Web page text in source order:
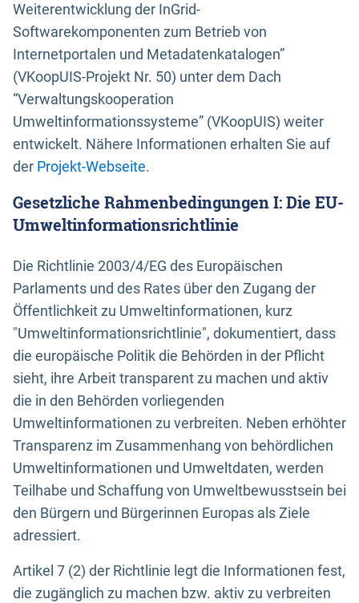
Weiterentwicklung der InGrid-
Softwarekomponenten zum Betrieb von
Internetportalen und Metadatenkatalogen”
(VKoopUIS-Projekt Nr. 50) unter dem Dach
“Verwaltungskooperation
Umweltinformationssysteme” (VKoopUIS) weiter
entwickelt. Nähere Informationen erhalten Sie auf
der Projekt-Webseite.
Gesetzliche Rahmenbedingungen I: Die EU-
Umweltinformationsrichtlinie
Die Richtlinie 2003/4/EG des Europäischen
Parlaments und des Rates über den Zugang der
Öffentlichkeit zu Umweltinformationen, kurz
"Umweltinformationsrichtlinie", dokumentiert, dass
die europäische Politik die Behörden in der Pflicht
sieht, ihre Arbeit transparent zu machen und aktiv
die in den Behörden vorliegenden
Umweltinformationen zu verbreiten. Neben erhöhter
Transparenz im Zusammenhang von behördlichen
Umweltinformationen und Umweltdaten, werden
Teilhabe und Schaffung von Umweltbewusstsein bei
den Bürgern und Bürgerinnen Europas als Ziele
adressiert.
Artikel 7 (2) der Richtlinie legt die Informationen fest,
die zugänglich zu machen bzw. aktiv zu verbreiten